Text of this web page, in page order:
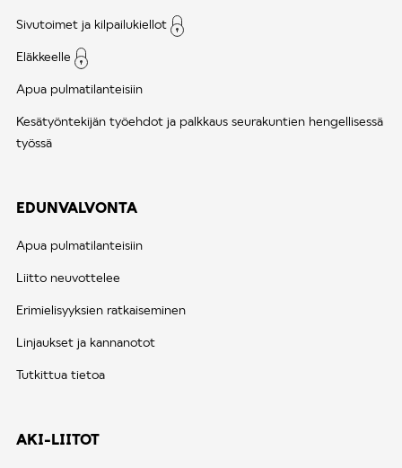
Sivutoimet ja kilpailukiellot
Eläkkeelle
Apua pulmatilanteisiin
Kesätyöntekijän työehdot ja palkkaus seurakuntien hengellisessä
työssä
EDUNVALVONTA
Apua pulmatilanteisiin
Liitto neuvottelee
Erimielisyyksien ratkaiseminen
Linjaukset ja kannanotot
Tutkittua tietoa
AKI-LIITOT